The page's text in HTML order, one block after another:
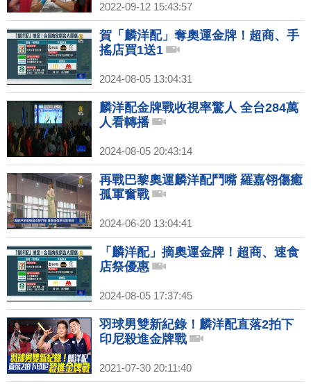
2022-09-12 15:43:57
賀「麟洋配」奪奧運金牌！超商、手
搖店買1送1
2024-08-05 13:04:31
麟洋配金牌戰收視率驚人 全台284萬
人看轉播
2024-08-05 20:43:14
再戰巴黎奧運麟洋配鬥嘴 羅嘉翎傷癒
孤軍奮戰
2024-06-20 13:04:41
「麟洋配」摘奧運金牌！超商、速食
店祭優惠
2024-08-05 17:37:45
羽球男雙新紀錄！麟洋配直落2拍下
印尼殺進金牌戰
2021-07-30 20:11:40